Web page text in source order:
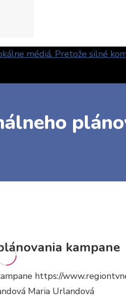
kampane
https://
Maria Urlandová